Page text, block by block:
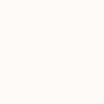
beeinträchtigen.
Kaffeepulver?
Beuteln
oder Beuteln
folgenden Schritte: